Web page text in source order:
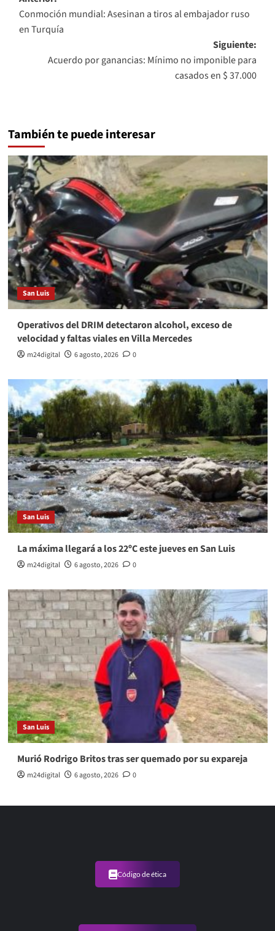
de
entradas
Conmoción mundial: Asesinan a tiros al embajador ruso
en Turquía
Siguiente:
Acuerdo por ganancias: Mínimo no imponible para
casados en $ 37.000
También te puede interesar
San Luis
Operativos del DRIM detectaron alcohol, exceso de
velocidad y faltas viales en Villa Mercedes
m24digital 6 agosto, 2026 0
San Luis
La máxima llegará a los 22ºC este jueves en San Luis
m24digital 6 agosto, 2026 0
San Luis
Murió Rodrigo Britos tras ser quemado por su expareja
m24digital 6 agosto, 2026 0
Código de ética